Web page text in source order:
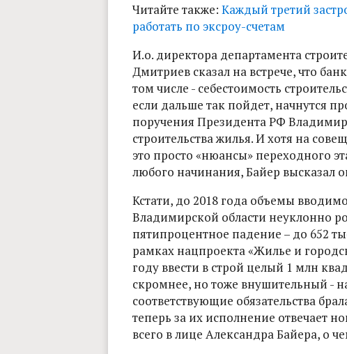
Читайте также: Каждый третий
работать по эксроу-счетам
И.о. директора департамента
Дмитриев сказал на встрече, что
том числе - себестоимость
если дальше так пойдет, начнутся
поручения Президента РФ
строительства жилья. И хотя на
это просто «нюансы» переходного
любого начинания, Байер высказал
Кстати, до 2018 года объемы
Владимирской области неуклонно
пятипроцентное падение – до 652
рамках нацпроекта «Жилье и
году ввести в строй целый 1 млн
скромнее, но тоже внушительный -
соответствующие обязательства
теперь за их исполнение отвечает
всего в лице Александра Байера, о